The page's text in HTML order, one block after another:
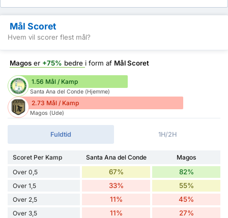
Mål Scoret
Hvem vil scorer flest mål?
Magos er +75% bedre i form af Mål Scoret
1.56 Mål / Kamp
Santa Ana del Conde (Hjemme)
2.73 Mål / Kamp
Magos (Ude)
Fuldtid 1H/2H
Scoret Per Kamp Santa Ana del Conde
Magos
Over 0,5
67% 82%
Over 1,5 33% 55%
Over 2,5 11% 45%
Over 3,5 11% 27%